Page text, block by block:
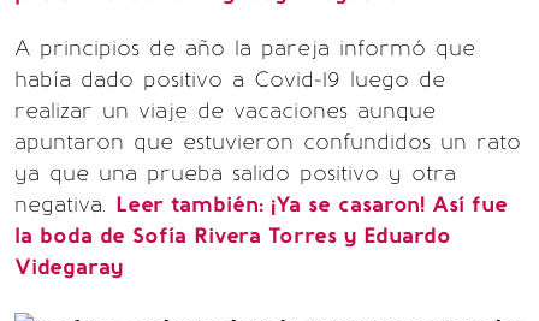
A principios de año la pareja informó que
había dado positivo a Covid-19 luego de
realizar un viaje de vacaciones aunque
apuntaron que estuvieron confundidos un rato
ya que una prueba salido positivo y otra
negativa. Leer también: ¡Ya se casaron! Así fue
la boda de Sofía Rivera Torres y Eduardo
Videgaray